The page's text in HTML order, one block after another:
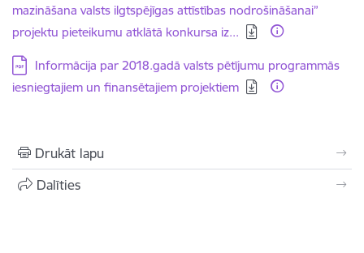
mazināšana valsts ilgtspējīgas attīstības nodrošināšanai”
projektu pieteikumu atklātā konkursa iz...
Lejupielādēt:
Informācija par 2018.gadā valsts pētījumu programmās
iesniegtajiem un finansētajiem projektiem
Drukāt lapu
Dalīties